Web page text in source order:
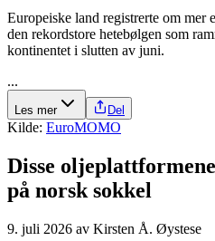
Europeiske land registrerte om mer
den rekordstore hetebølgen som
kontinentet i slutten av juni.
...
Les mer Del
Kilde: EuroMOMO
Disse
på norsk sokkel
9. juli 2026 av Kirsten Å. Øystese